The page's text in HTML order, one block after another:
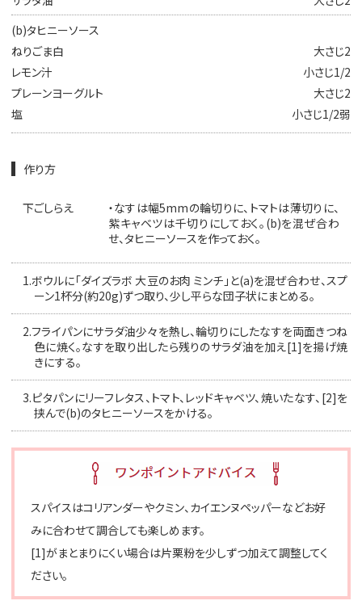
(b)タヒニーソース
ねりごま白
大さじ2
レモン汁
小さじ1/2
プレーンヨーグルト
大さじ2
塩
小さじ1/2弱
作り方
下ごしらえ
・なすは幅5mmの輪切りに、トマトは薄切りに、
紫キャベツは千切りにしておく。(b)を混ぜ合わ
せ、タヒニーソースを作っておく。
1.ボウルに「ダイズラボ 大豆のお肉 ミンチ」と(a)を混ぜ合わせ、スプ
ーン1杯分(約20g)ずつ取り、少し平らな団子状にまとめる。
2.フライパンにサラダ油少々を熱し、輪切りにしたなすを両面きつね
色に焼く。なすを取り出したら残りのサラダ油を加え[1]を揚げ焼
きにする。
3.ピタパンにリーフレタス、トマト、レッドキャベツ、焼いたなす、[2]を
挟んで(b)のタヒニーソースをかける。
スパイスはコリアンダーやクミン、カイエンヌペッパーなどお好
みに合わせて調合しても楽しめます。
[1]がまとまりにくい場合は片栗粉を少しずつ加えて調整してく
ださい。